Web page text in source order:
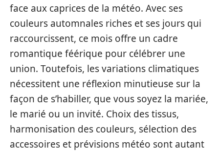
face aux caprices de la météo. Avec ses
couleurs automnales riches et ses jours qui
raccourcissent, ce mois offre un cadre
romantique féérique pour célébrer une
union. Toutefois, les variations climatiques
nécessitent une réflexion minutieuse sur la
façon de s’habiller, que vous soyez la mariée,
le marié ou un invité. Choix des tissus,
harmonisation des couleurs, sélection des
accessoires et prévisions météo sont autant